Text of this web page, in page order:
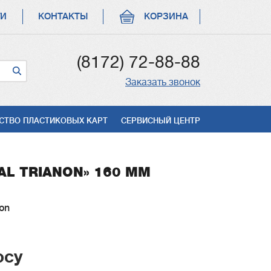
КОРЗИНА
КОНТАКТЫ
(8172) 72-88-88
Заказать звонок
ПЛАСТИКОВЫХ КАРТ СЕРВИСНЫЙ ЦЕНТР
TRIANON» 160 ММ